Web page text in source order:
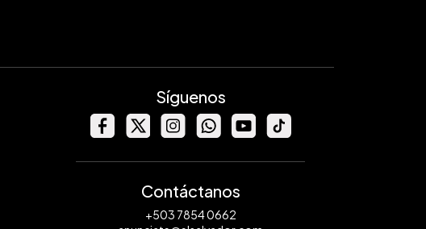
Síguenos
Contáctanos
+503 7854 0662